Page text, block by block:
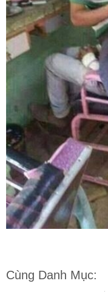
Cùng Danh Mục: